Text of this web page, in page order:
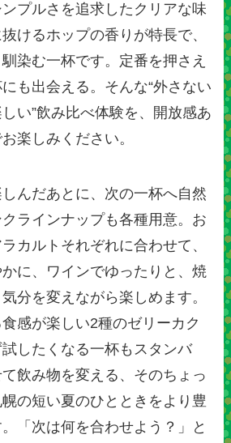
プルさを追求したクリアな味
けるホップの香りが特長で、
染む一杯です。定番を押さえ
も出会える。そんな“外さない
い”飲み比べ体験を、開放感あ
楽しみください。
んだあとに、次の一杯へ自然
ラインナップも各種用意。お
カルトそれぞれに合わせて、
に、ワインでゆったりと、焼
分を変えながら楽しめます。
感が楽しい2種のゼリーカク
したくなる一杯もスタンバ
飲み物を変える、そのちょっ
の短い夏のひとときをより豊
「次は何を合わせよう？」と